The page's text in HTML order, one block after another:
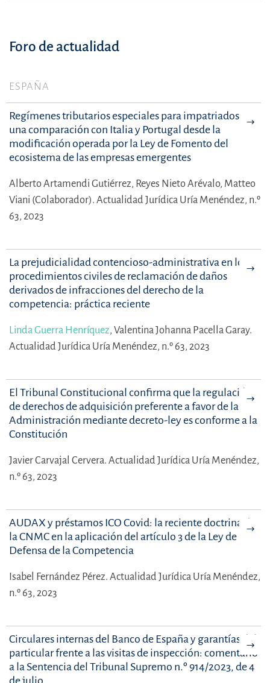
Foro de actualidad
ESPAÑA
Regímenes tributarios especiales para impatriados:
una comparación con Italia y Portugal desde la
modificación operada por la Ley de Fomento del
ecosistema de las empresas emergentes
Alberto Artamendi Gutiérrez, Reyes Nieto Arévalo, Matteo
Viani (Colaborador). Actualidad Jurídica Uría Menéndez, n.º
63, 2023
La prejudicialidad contencioso-administrativa en los
procedimientos civiles de reclamación de daños
derivados de infracciones del derecho de la
competencia: práctica reciente
Linda Guerra Henríquez, Valentina Johanna Pacella Garay.
Actualidad Jurídica Uría Menéndez, n.º 63, 2023
El Tribunal Constitucional confirma que la regulación
de derechos de adquisición preferente a favor de la
Administración mediante decreto-ley es conforme a la
Constitución
Javier Carvajal Cervera. Actualidad Jurídica Uría Menéndez,
n.º 63, 2023
AUDAX y préstamos ICO Covid: la reciente doctrina de
la CNMC en la aplicación del artículo 3 de la Ley de
Defensa de la Competencia
Isabel Fernández Pérez. Actualidad Jurídica Uría Menéndez,
n.º 63, 2023
Circulares internas del Banco de España y garantías del
particular frente a las visitas de inspección: comentario
a la Sentencia del Tribunal Supremo n.º 914/2023, de 4
de julio